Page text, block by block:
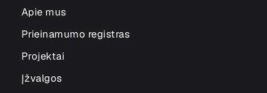
Apie mus
Prieinamumo registras
Projektai
Įžvalgos